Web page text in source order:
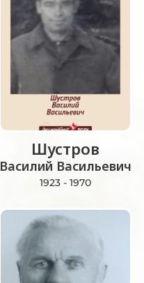
Шустров
Василий Васильевич
1923 - 1970